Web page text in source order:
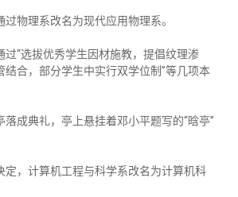
物理系改名为现代应用物理系。
过“选拔优秀学生因材施教，提倡纹理渗
结合，部分学生中实行双学位制”等几项本
落成典礼，亭上悬挂着邓小平题写的“晗亭”
定，计算机工程与科学系改名为计算机科